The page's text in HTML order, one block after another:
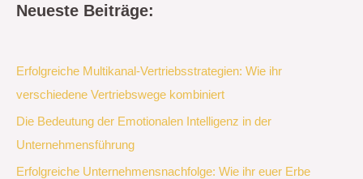
Neueste Beiträge:
Erfolgreiche Multikanal-Vertriebsstrategien: Wie ihr
verschiedene Vertriebswege kombiniert
Die Bedeutung der Emotionalen Intelligenz in der
Unternehmensführung
Erfolgreiche Unternehmensnachfolge: Wie ihr euer Erbe